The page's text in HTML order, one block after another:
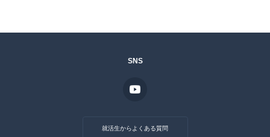
SNS
就活生からよくある質問